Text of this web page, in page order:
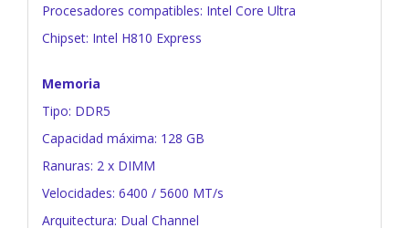
Procesadores compatibles: Intel Core Ultra
Chipset: Intel H810 Express
Memoria
Tipo: DDR5
Capacidad máxima: 128 GB
Ranuras: 2 x DIMM
Velocidades: 6400 / 5600 MT/s
Arquitectura: Dual Channel